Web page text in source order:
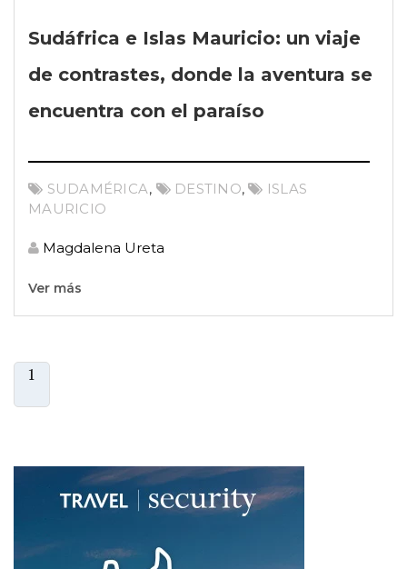
Sudáfrica e Islas Mauricio: un viaje
de contrastes, donde la aventura se
encuentra con el paraíso
SUDAMÉRICA, DESTINO,
ISLAS
MAURICIO
Magdalena Ureta
Ver más
1